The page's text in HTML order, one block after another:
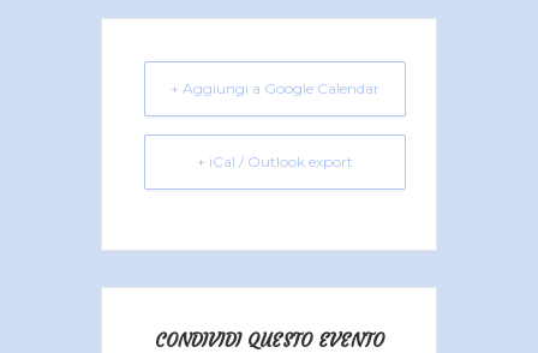
+ Aggiungi a Google Calendar
+ iCal / Outlook export
CONDIVIDI QUESTO EVENTO